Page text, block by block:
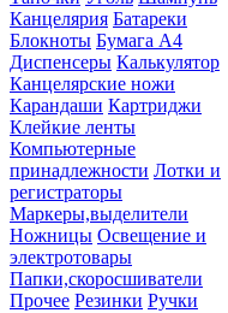
Канцелярия Батареки
Блокноты Бумага А4
Диспенсеры Калькулятор
Канцелярские ножи
Карандаши Картриджи
Клейкие ленты
Компьютерные
принадлежности Лотки и
регистраторы
Маркеры,выделители
Ножницы Освещение и
электротовары
Папки,скоросшиватели
Прочее Резинки Ручки